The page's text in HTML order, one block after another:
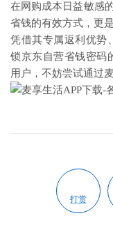
在网购成本日益敏感
省钱的有效方式，更
凭借其专属返利优势
锁京东自营省钱密码
用户，不妨尝试通过
打赏